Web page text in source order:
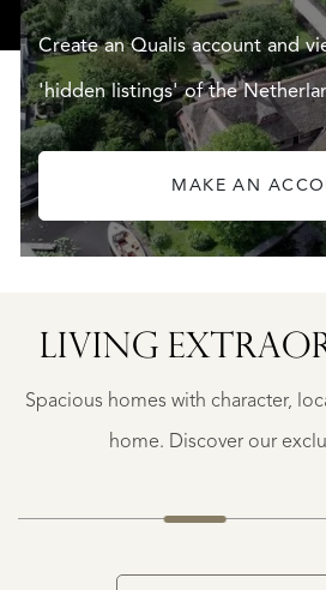
Create an Qualis account and
'hidden listings' of the
MAKE AN
LIVING
Spacious homes with character,
home. Discover our
4